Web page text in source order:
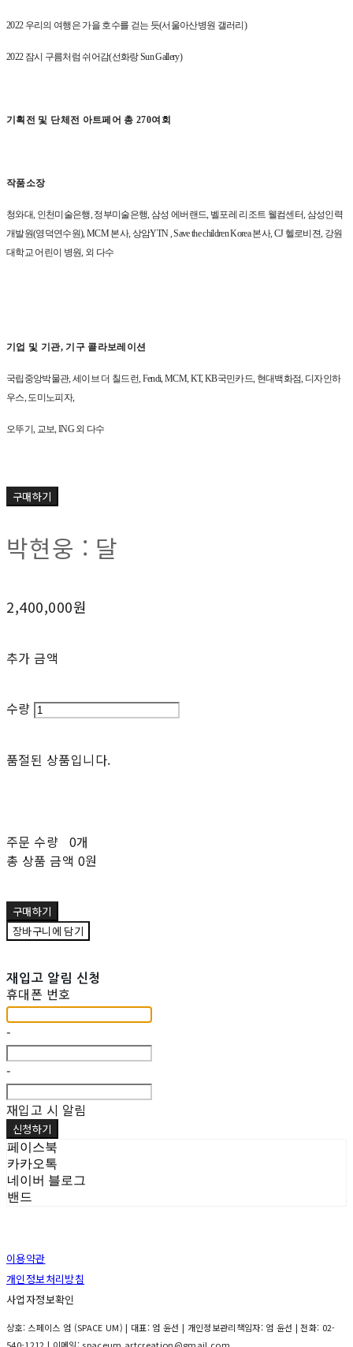
2022 우리의 여행은 가을 호수를 걷는 듯(서울아산병원 갤러리 )
2022 잠시 구름처럼 쉬어감(선화랑Sun Gallery)
기획전 및 단체전 아트페어 총270여회
작품소장
청와대, 인천미술은행,정부미술은행,삼성 에버랜드, 벨포레 리조트 웰컴센터,삼성인력
개발원(영덕연수원), MCM본사,상암YTN , Save the children Korea본사, CJ헬로비젼, 강원
대학교 어린이 병원, 외 다수
기업 및 기관,기구 콜라보레이션
국립중앙박물관,세이브 더 칠드런, Fendi, MCM, KT, KB국민카드, 현대백화점, 디자인하
우스,도미노피자,
오뚜기 , 교보, ING외 다수
구매하기
박현웅 : 달
2,400,000원
추가 금액
수량
품절된 상품입니다.
주문 수량 0개
총 상품 금액 0원
구매하기
장바구니에 담기
재입고 알림 신청
휴대폰 번호
-
-
재입고 시 알림
신청하기
페이스북
카카오톡
네이버 블로그
밴드
이용약관
개인정보처리방침
사업자정보확인
상호: 스페이스 엄 (SPACE UM) | 대표: 엄 윤선 | 개인정보관리책임자: 엄 윤선 | 전화: 02-